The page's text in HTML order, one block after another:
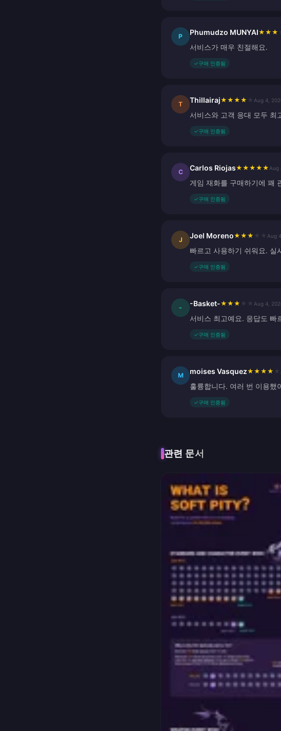
P Phumudzo MUNYAI★ ★ ★
서비스가 매우 친절해요.
✓구매 인증됨
T Thillairaj★ ★ ★ ★ Aug 4,
서비스와 고객 응대 모두 최
✓구매 인증됨
C Carlos Riojas★ ★ ★ ★ ★ Aug
게임 재화를 구매하기에 꽤
✓구매 인증됨
J Joel Moreno★ ★ ★ Aug
빠르고 사용하기 쉬워요. 실
✓구매 인증됨
- -Basket-★ ★ ★ Aug 4,
서비스 최고예요. 응답도 빠
✓구매 인증됨
M moises Vasquez★ ★ ★ ★
훌륭합니다. 여러 번 이용했
✓구매 인증됨
관련 문서